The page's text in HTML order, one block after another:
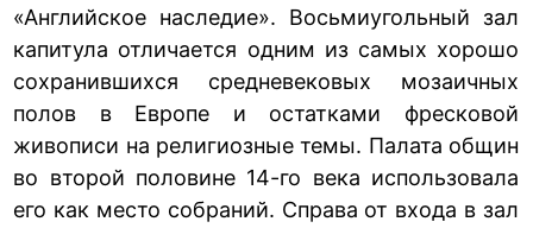
«Английское наследие». Восьмиугольный зал
капитула отличается одним из самых хорошо
сохранившихся средневековых мозаичных
полов в Европе и остатками фресковой
живописи на религиозные темы. Палата общин
во второй половине 14-го века использовала
его как место собраний. Справа от входа в зал